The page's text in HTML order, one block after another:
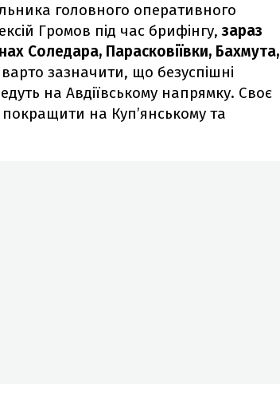
головного оперативного
Громов під час брифінгу,зараз
Соледара, Парасковіївки, Бахмута,
варто зазначити, що безуспішні
на Авдіївському напрямку. Своє
на Куп’янському та